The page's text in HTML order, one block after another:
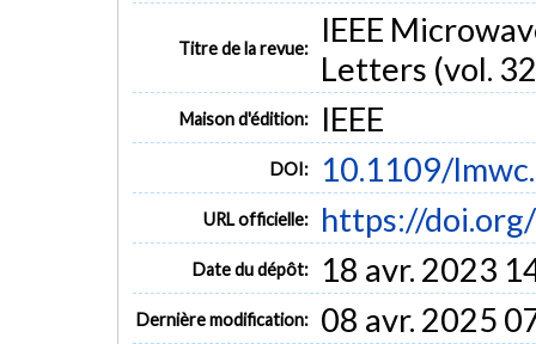
Titre de la revue:
IEEE
Letters (vol.
Maison d'édition: IEEE
DOI: 10.1109/
URL officielle: https://
Date du dépôt: 18 avr. 2023
Dernière modification: 08 avr. 2025